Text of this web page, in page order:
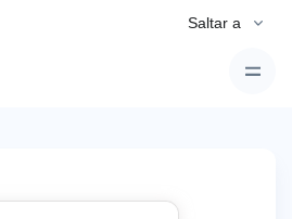
Saltar a